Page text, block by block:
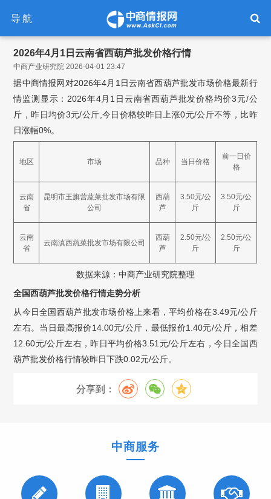
导航
2026年4月1日云南省西葫芦批发价格行情
中商产业研究院 2026-04-01 23:47
据中商情报网对2026年4月1日云南省西葫芦批发市场价格最新行
情监测显示：2026年4月1日云南省西葫芦批发价格均价3元/公
斤，昨日均价3元/公斤,今日价格较昨日上涨0元/公斤不等，比昨
日涨幅0%。
地区 市场 品种 当日价格
前一日价
格
云南
省
昆明市王旗营蔬菜批发市场有限
公司
西葫
芦
3.50元/公
斤
3.50元/公
斤
云南
省
云南滇西蔬菜批发市场有限公司
西葫
芦
2.50元/公
斤
2.50元/公
斤
数据来源：中商产业研究院整理
全国西葫芦批发价格行情走势分析
从今日全国西葫芦批发市场价格上来看，平均价格在3.49元/公斤
左右。当日最高报价14.00元/公斤，最低报价1.40元/公斤，相差
12.60元/公斤左右，昨日平均价格3.51元/公斤左右，今日全国西
葫芦批发价格行情较昨日下跌0.02元/公斤。
分享到：
中商服务